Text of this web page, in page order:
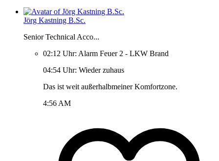
Jörg Kastning B.Sc.
Senior Technical Acco...
02:12 Uhr: Alarm Feuer 2 - LKW Brand
04:54 Uhr: Wieder zuhaus
Das ist weit außerhalbmeiner Komfortzone.
4:56 AM